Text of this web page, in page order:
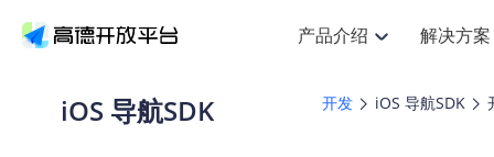
产品介绍
产品介绍 搜索定位
解决方案
解决方案 提供LBS领域的Agent解决方案
文档与支持 API
定价 产品定价
iOS 导航SDK 开发 iOS 导航SDK